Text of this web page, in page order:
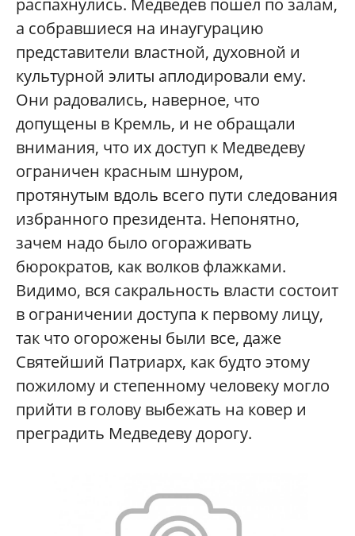
а собравшиеся на инаугурацию
представители властной, духовной и
культурной элиты аплодировали ему.
Они радовались, наверное, что
допущены в Кремль, и не обращали
внимания, что их доступ к Медведеву
ограничен красным шнуром,
протянутым вдоль всего пути следования
избранного президента. Непонятно,
зачем надо было огораживать
бюрократов, как волков флажками.
Видимо, вся сакральность власти состоит
в ограничении доступа к первому лицу,
так что огорожены были все, даже
Святейший Патриарх, как будто этому
пожилому и степенному человеку могло
прийти в голову выбежать на ковер и
преградить Медведеву дорогу.